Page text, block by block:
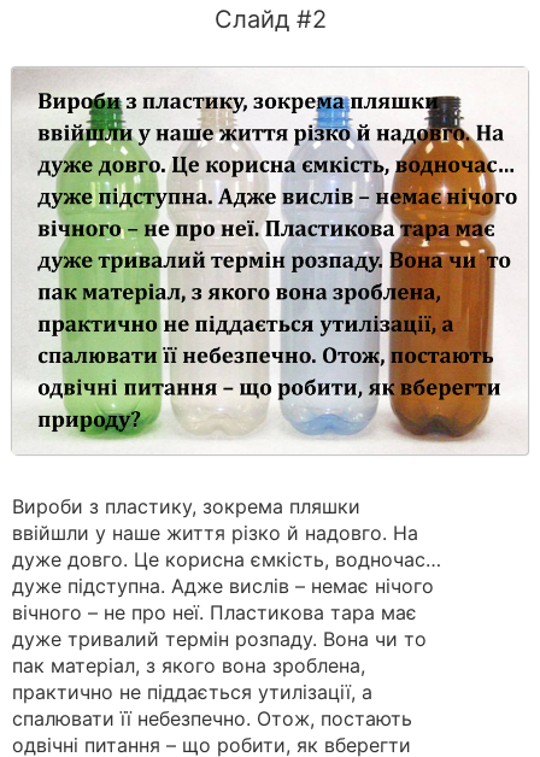
Слайд #2
Вироби з пластику, зокрема пляшки
ввійшли у наше життя різко й надовго. На
дуже довго. Це корисна ємкість, водночас…
дуже підступна. Адже вислів – немає нічого
вічного – не про неї. Пластикова тара має
дуже тривалий термін розпаду. Вона чи то
пак матеріал, з якого вона зроблена,
практично не піддається утилізації, а
спалювати її небезпечно. Отож, постають
одвічні питання – що робити, як вберегти